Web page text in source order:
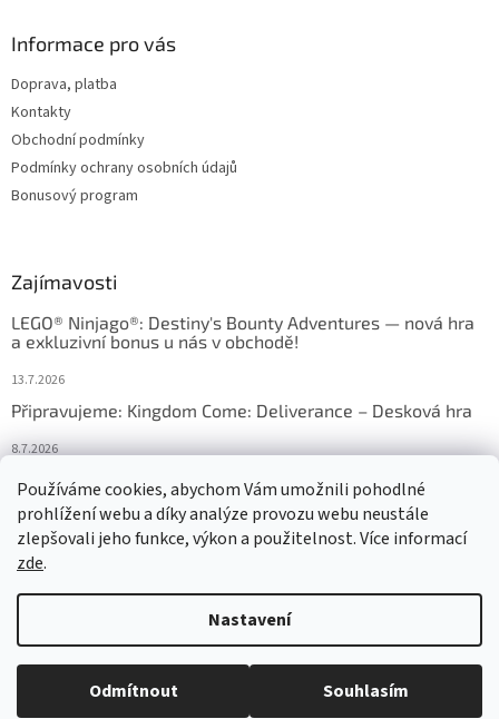
Používáme cookies, abychom Vám umožnili pohodlné
prohlížení webu a díky analýze provozu webu neustále
zlepšovali jeho funkce, výkon a použitelnost. Více informací
zde.
Nastavení
Odmítnout Souhlasím
Informace pro vás
Doprava, platba
Kontakty
Obchodní podmínky
Podmínky ochrany osobních údajů
Bonusový program
Zajímavosti
LEGO® Ninjago®: Destiny's Bounty Adventures — nová hra
a exkluzivní bonus u nás v obchodě!
13.7.2026
Připravujeme: Kingdom Come: Deliverance – Desková hra
8.7.2026
Nejlepší deskové hry: výběr, který frčí v celém Česku
18.6.2026
Copyright 2026HRAS. Všechna práva vyhrazena.Upravit nastavení